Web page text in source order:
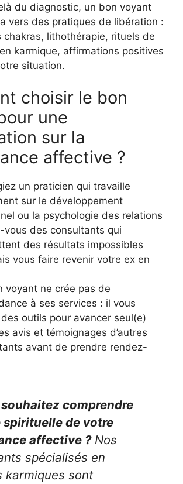
du diagnostic, un bon voyant
vers des pratiques de libération :
chakras, lithothérapie, rituels de
karmique, affirmations positives
situation.
choisir le bon
une
sur la
affective ?
un praticien qui travaille
sur le développement
ou la psychologie des relations
vous des consultants qui
des résultats impossibles
vous faire revenir votre ex en
voyant ne crée pas de
à ses services : il vous
outils pour avancer seul(e)
avis et témoignages d’autres
avant de prendre rendez-
souhaitez comprendre
spirituelle de votre
affective ?Nos
spécialisés en
karmiques sont